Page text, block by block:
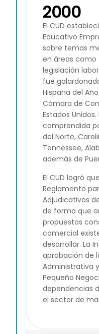
2000
El CUD
Educativo
sobre temas
en áreas
legislación
fue
Hispana del
Cámara de
Estados
comprendida
del Norte,
Tennessee,
además de
El CUD logró
Reglamento
Adjudicativos
de forma que
propuestos
comercial
desarrollar. La
aprobación de
Administrativa
Pequeño
dependencias
el sector de